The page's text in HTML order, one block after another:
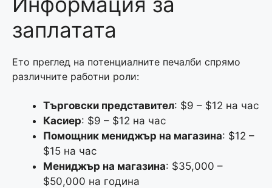
заплатата
Ето преглед на потенциалните печалби спрямо
различните работни роли:
Търговски представител: $9 – $12 на час
Касиер: $9 – $12 на час
Помощник мениджър на магазина: $12 –
$15 на час
Мениджър на магазина: $35,000 –
$50,000 на година